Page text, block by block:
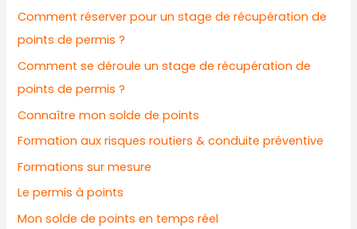
Comment réserver pour un stage de récupération de
points de permis ?
Comment se déroule un stage de récupération de
points de permis ?
Connaître mon solde de points
Formation aux risques routiers & conduite préventive
Formations sur mesure
Le permis à points
Mon solde de points en temps réel